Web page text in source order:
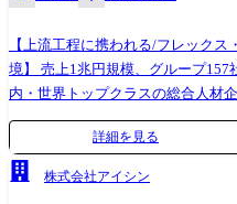
【上流工程に携われる/フレック
境】 売上1兆円規模、グループ157
内・世界トップクラスの総合人材
ロジーの力でグループビジョン「
とをミッションに、サービスの進
上、社員の働く環境の良化などを
詳細を見る
株式会社アイシン